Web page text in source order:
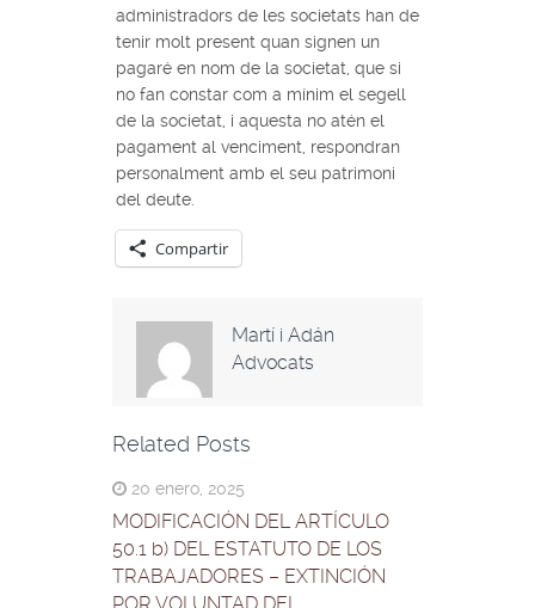
administradors de les societats han de
tenir molt present quan signen un
pagaré en nom de la societat, que si
no fan constar com a mínim el segell
de la societat, i aquesta no atén el
pagament al venciment, respondran
personalment amb el seu patrimoni
del deute.
Compartir
Martí i Adán
Advocats
Related Posts
20 enero, 2025
MODIFICACIÓN DEL ARTÍCULO
50.1 b) DEL ESTATUTO DE LOS
TRABAJADORES – EXTINCIÓN